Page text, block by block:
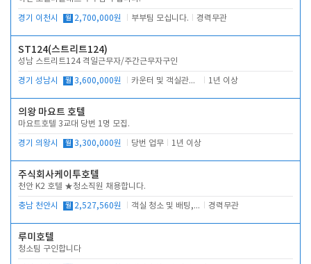
경기 이천시 월 2,700,000원 부부팀 모십니다. 경력무관
ST124(스트리트124)
성남 스트리트124 격일근무자/주간근무자구인
경기 성남시 월 3,600,000원 카운터 및 객실관리 전반 1년 이상
의왕 마요트 호텔
마요트호텔 3교대 당번 1명 모집.
경기 의왕시 월 3,300,000원 당번 업무 1년 이상
주식회사케이투호텔
천안 K2 호텔 ★청소직원 채용합니다.
충남 천안시 월 2,527,560원 객실 청소 및 배팅, 주변 시설 청소 경력무관
루미호텔
청소팀 구인합니다